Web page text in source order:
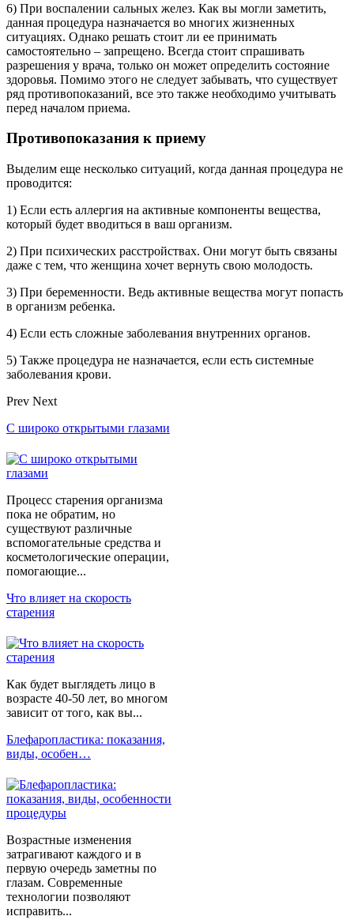
6) При воспалении сальных желез. Как вы могли заметить,
данная процедура назначается во многих жизненных
ситуациях. Однако решать стоит ли ее принимать
самостоятельно – запрещено. Всегда стоит спрашивать
разрешения у врача, только он может определить состояние
здоровья. Помимо этого не следует забывать, что существует
ряд противопоказаний, все это также необходимо учитывать
перед началом приема.
Противопоказания к приему
Выделим еще несколько ситуаций, когда данная процедура не
проводится:
1) Если есть аллергия на активные компоненты вещества,
который будет вводиться в ваш организм.
2) При психических расстройствах. Они могут быть связаны
даже с тем, что женщина хочет вернуть свою молодость.
3) При беременности. Ведь активные вещества могут попасть
в организм ребенка.
4) Если есть сложные заболевания внутренних органов.
5) Также процедура не назначается, если есть системные
заболевания крови.
Prev Next
С широко открытыми глазами
Процесс старения организма
пока не обратим, но
существуют различные
вспомогательные средства и
косметологические операции,
помогающие...
Что влияет на скорость
старения
Как будет выглядеть лицо в
возрасте 40-50 лет, во многом
зависит от того, как вы...
Блефаропластика: показания,
виды, особен…
Возрастные изменения
затрагивают каждого и в
первую очередь заметны по
глазам. Современные
технологии позволяют
исправить...